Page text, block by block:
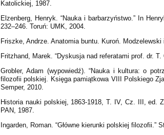
Katolickiej, 1987.
Elzenberg, Henryk. “Nauka i barbarzyństwo.” In
232–246. Toruń: UMK, 2004.
Friszke, Andrze. Anatomia buntu. Kuroń.
Fritzhand, Marek. “Dyskusja nad referatami prof. dr.
Grobler, Adam (wypowiedź). “Nauka i kultura: o
filozofii polskiej. Księga pamiątkowa VIII Polskiego
Semper, 2010.
Historia nauki polskiej, 1863-1918, T. IV, Cz. III, ed.
PAN, 1987.
Ingarden, Roman. “Główne kierunki polskiej filozofii.”